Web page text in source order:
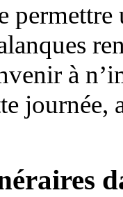
permettre
à
journée,